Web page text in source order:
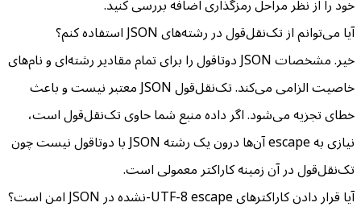
آیا می‌توانم از تک‌نقل‌قول در رشته‌های JSON استفاده کنم؟
خیر. مشخصات JSON دوتاقول را برای تمام مقادیر رشته‌ای و نام‌های
خاصیت الزامی می‌کند. تک‌نقل‌قول JSON معتبر نیست و باعث
خطای تجزیه می‌شود. اگر داده منبع شما حاوی تک‌نقل‌قول است،
نیازی به escape آن‌ها درون یک رشته JSON با دوتاقول نیست چون
تک‌نقل‌قول در آن زمینه کاراکتر معمولی است.
آیا قرار دادن کاراکترهای UTF-8 escape-نشده در JSON امن است؟